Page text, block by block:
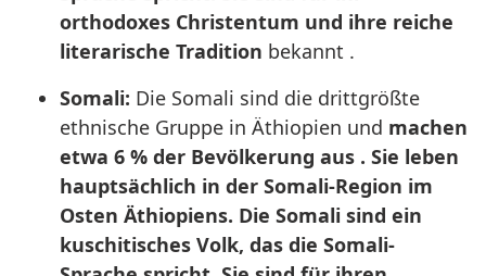
orthodoxes Christentum und ihre reiche
literarische Tradition bekannt .
Somali: Die Somali sind die drittgrößte
ethnische Gruppe in Äthiopien und machen
etwa 6 % der Bevölkerung aus . Sie leben
hauptsächlich in der Somali-Region im
Osten Äthiopiens. Die Somali sind ein
kuschitisches Volk, das die Somali-